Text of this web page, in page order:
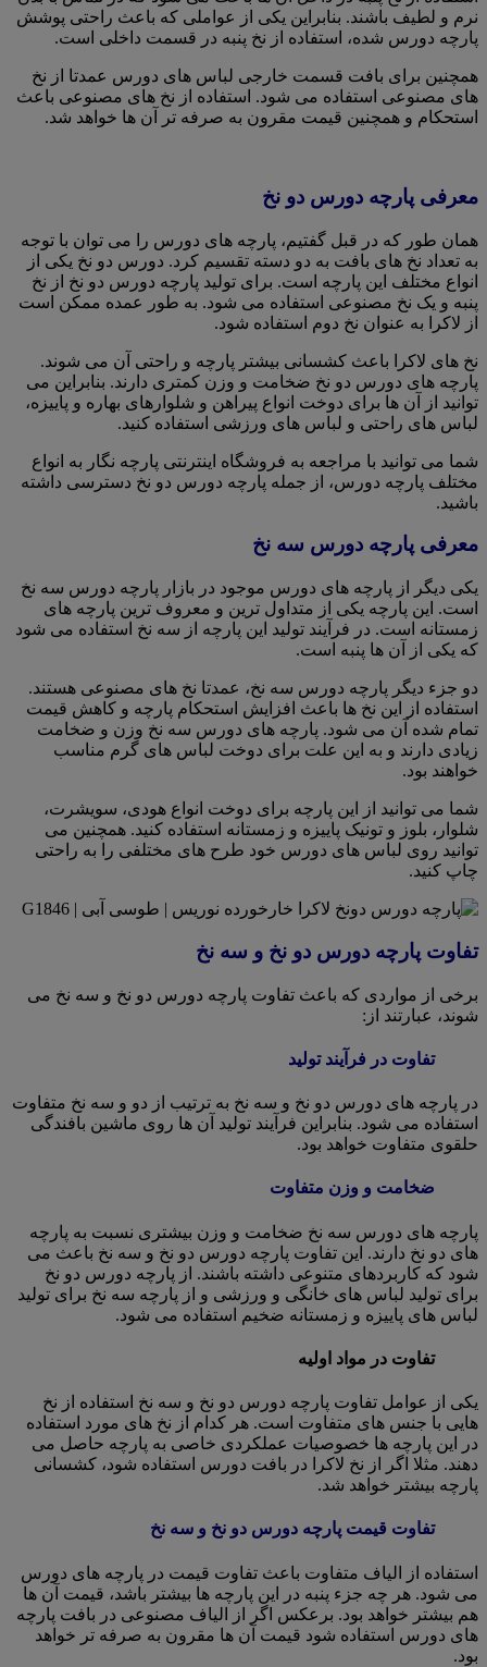
نرم و لطیف باشند. بنابراین یکی از عواملی که باعث راحتی پوشش
پارچه دورس شده، استفاده از نخ پنبه در قسمت داخلی است.
همچنین برای بافت قسمت خارجی لباس های دورس عمدتا از نخ
های مصنوعی استفاده می شود. استفاده از نخ های مصنوعی باعث
استحکام و همچنین قیمت مقرون به صرفه تر آن ها خواهد شد.
معرفی پارچه دورس دو نخ
همان طور که در قبل گفتیم، پارچه های دورس را می توان با توجه
به تعداد نخ های بافت به دو دسته تقسیم کرد. دورس دو نخ یکی از
انواع مختلف این پارچه است. برای تولید پارچه دورس دو نخ از نخ
پنبه و یک نخ مصنوعی استفاده می شود. به طور عمده ممکن است
از لاکرا به عنوان نخ دوم استفاده شود.
نخ های لاکرا باعث کشسانی بیشتر پارچه و راحتی آن می شوند.
پارچه های دورس دو نخ ضخامت و وزن کمتری دارند. بنابراین می
توانید از آن ها برای دوخت انواع پیراهن و شلوارهای بهاره و پاییزه،
لباس های راحتی و لباس های ورزشی استفاده کنید.
شما می توانید با مراجعه به فروشگاه اینترنتی پارچه نگار به انواع
مختلف پارچه دورس، از جمله پارچه دورس دو نخ دسترسی داشته
باشید.
معرفی پارچه دورس سه نخ
یکی دیگر از پارچه های دورس موجود در بازار پارچه دورس سه نخ
است. این پارچه یکی از متداول ترین و معروف ترین پارچه های
زمستانه است. در فرآیند تولید این پارچه از سه نخ استفاده می شود
که یکی از آن ها پنبه است.
دو جزء دیگر پارچه دورس سه نخ، عمدتا نخ های مصنوعی هستند.
استفاده از این نخ ها باعث افزایش استحکام پارچه و کاهش قیمت
تمام شده آن می شود. پارچه های دورس سه نخ وزن و ضخامت
زیادی دارند و به این علت برای دوخت لباس های گرم مناسب
خواهند بود.
شما می توانید از این پارچه برای دوخت انواع هودی، سویشرت،
شلوار، بلوز و تونیک پاییزه و زمستانه استفاده کنید. همچنین می
توانید روی لباس های دورس خود طرح های مختلفی را به راحتی
چاپ کنید.
تفاوت پارچه دورس دو نخ و سه نخ
برخی از مواردی که باعث تفاوت پارچه دورس دو نخ و سه نخ می
شوند، عبارتند از:
تفاوت در فرآیند تولید
در پارچه های دورس دو نخ و سه نخ به ترتیب از دو و سه نخ متفاوت
استفاده می شود. بنابراین فرآیند تولید آن ها روی ماشین بافندگی
حلقوی متفاوت خواهد بود.
ضخامت و وزن متفاوت
پارچه های دورس سه نخ ضخامت و وزن بیشتری نسبت به پارچه
های دو نخ دارند. این تفاوت پارچه دورس دو نخ و سه نخ باعث می
شود که کاربردهای متنوعی داشته باشند. از پارچه دورس دو نخ
برای تولید لباس های خانگی و ورزشی و از پارچه سه نخ برای تولید
لباس های پاییزه و زمستانه ضخیم استفاده می شود.
تفاوت در مواد اولیه
یکی از عوامل تفاوت پارچه دورس دو نخ و سه نخ استفاده از نخ
هایی با جنس های متفاوت است. هر کدام از نخ های مورد استفاده
در این پارچه ها خصوصیات عملکردی خاصی به پارچه حاصل می
دهند. مثلا اگر از نخ لاکرا در بافت دورس استفاده شود، کشسانی
پارچه بیشتر خواهد شد.
تفاوت قیمت پارچه دورس دو نخ و سه نخ
استفاده از الیاف متفاوت باعث تفاوت قیمت در پارچه های دورس
می شود. هر چه جزء پنبه در این پارچه ها بیشتر باشد، قیمت آن ها
هم بیشتر خواهد بود. برعکس اگر از الیاف مصنوعی در بافت پارچه
های دورس استفاده شود قیمت آن ها مقرون به صرفه تر خواهد
بود.